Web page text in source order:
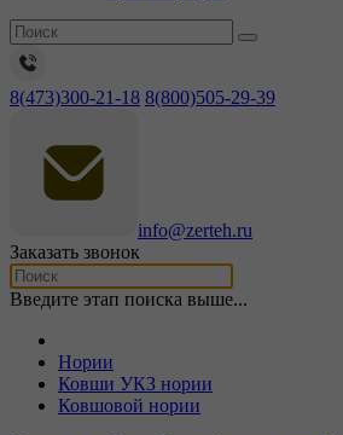
8(473)300-21-18 8(800)505-29-39
info@zerteh.ru
Заказать звонок
Введите этап поиска выше...
Нории
Ковши УКЗ нории
Ковшовой нории